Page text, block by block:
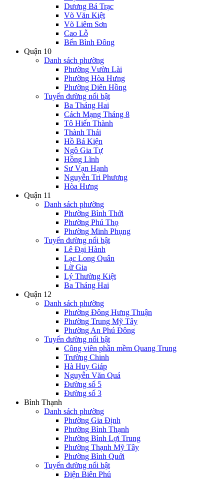
Dương Bá Trạc
Võ Văn Kiệt
Võ Liêm Sơn
Cao Lỗ
Bến Bình Đông
Quận 10
Danh sách phường
Phường Vườn Lài
Phường Hòa Hưng
Phường Diên Hồng
Tuyến đường nổi bật
Ba Tháng Hai
Cách Mạng Tháng 8
Tô Hiến Thành
Thành Thái
Hồ Bá Kiện
Ngô Gia Tự
Hồng Lĩnh
Sư Vạn Hạnh
Nguyễn Tri Phương
Hòa Hưng
Quận 11
Danh sách phường
Phường Bình Thới
Phường Phú Thọ
Phường Minh Phụng
Tuyến đường nổi bật
Lê Đại Hành
Lạc Long Quân
Lữ Gia
Lý Thường Kiệt
Ba Tháng Hai
Quận 12
Danh sách phường
Phường Đông Hưng Thuận
Phường Trung Mỹ Tây
Phường An Phú Đông
Tuyến đường nổi bật
Công viên phần mềm Quang Trung
Trường Chinh
Hà Huy Giáp
Nguyễn Văn Quá
Đường số 5
Đường số 3
Bình Thạnh
Danh sách phường
Phường Gia Định
Phường Bình Thạnh
Phường Bình Lợi Trung
Phường Thạnh Mỹ Tây
Phường Bình Quới
Tuyến đường nổi bật
Điện Biên Phủ